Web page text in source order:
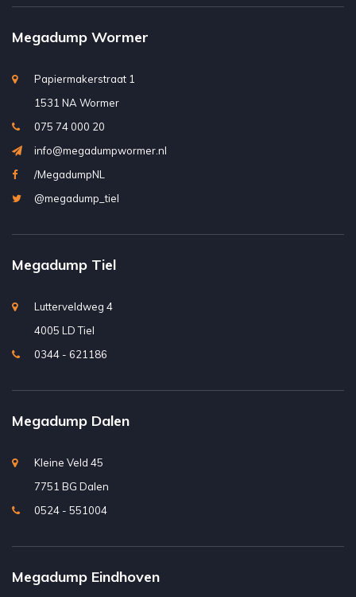
Megadump Wormer
Papiermakerstraat 1
1531 NA Wormer
075 74 000 20
info@megadumpwormer.nl
/MegadumpNL
@megadump_tiel
Megadump Tiel
Lutterveldweg 4
4005 LD Tiel
0344 - 621186
Megadump Dalen
Kleine Veld 45
7751 BG Dalen
0524 - 551004
Megadump Eindhoven